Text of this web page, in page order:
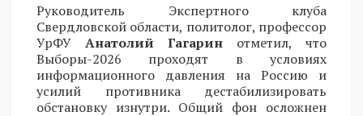
Руководитель Экспертного клуба
Свердловской области, политолог, профессор
УрФУ Анатолий Гагарин отметил, что
Выборы-2026 проходят в условиях
информационного давления на Россию и
усилий противника дестабилизировать
обстановку изнутри. Общий фон осложнен